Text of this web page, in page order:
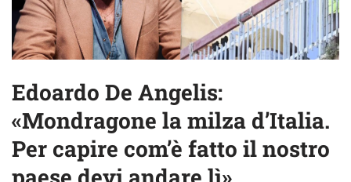
Edoardo De Angelis:
«Mondragone la milza d’Italia.
Per capire com’è fatto il nostro